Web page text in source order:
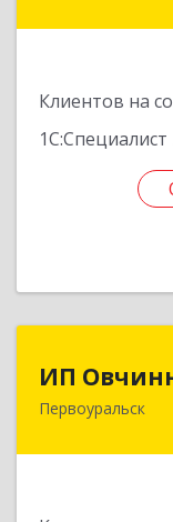
Клиентов на
1С:Специалист
ИП
Первоуральск
623119,